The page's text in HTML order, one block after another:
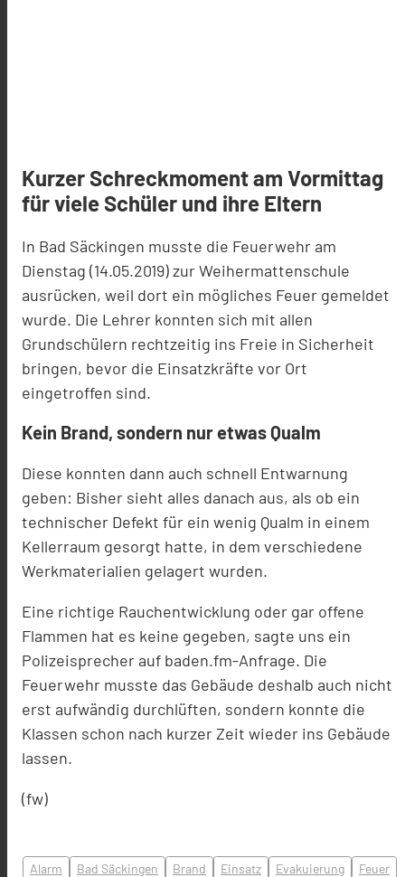
Kurzer Schreckmoment am Vormittag
für viele Schüler und ihre Eltern
In Bad Säckingen musste die Feuerwehr am
Dienstag (14.05.2019) zur Weihermattenschule
ausrücken, weil dort ein mögliches Feuer gemeldet
wurde. Die Lehrer konnten sich mit allen
Grundschülern rechtzeitig ins Freie in Sicherheit
bringen, bevor die Einsatzkräfte vor Ort
eingetroffen sind.
Kein Brand, sondern nur etwas Qualm
Diese konnten dann auch schnell Entwarnung
geben: Bisher sieht alles danach aus, als ob ein
technischer Defekt für ein wenig Qualm in einem
Kellerraum gesorgt hatte, in dem verschiedene
Werkmaterialien gelagert wurden.
Eine richtige Rauchentwicklung oder gar offene
Flammen hat es keine gegeben, sagte uns ein
Polizeisprecher auf baden.fm-Anfrage. Die
Feuerwehr musste das Gebäude deshalb auch nicht
erst aufwändig durchlüften, sondern konnte die
Klassen schon nach kurzer Zeit wieder ins Gebäude
lassen.
(fw)
Alarm Bad Säckingen Brand Einsatz Evakuierung
Feuer